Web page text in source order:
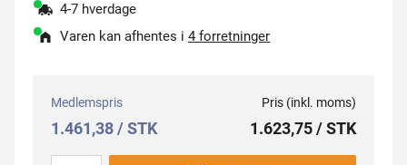
4-7 hverdage
Varen kan afhentes i 4 forretninger
Medlemspris
1.461,38 / STK
Pris (inkl. moms)
1.623,75 / STK